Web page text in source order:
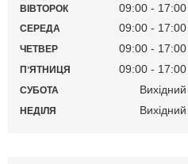
ВІВТОРОК 09:00 17:00
СЕРЕДА 09:00 17:00
ЧЕТВЕР 09:00 17:00
ПʼЯТНИЦЯ 09:00 17:00
СУБОТА Вихідний
НЕДІЛЯ Вихідний